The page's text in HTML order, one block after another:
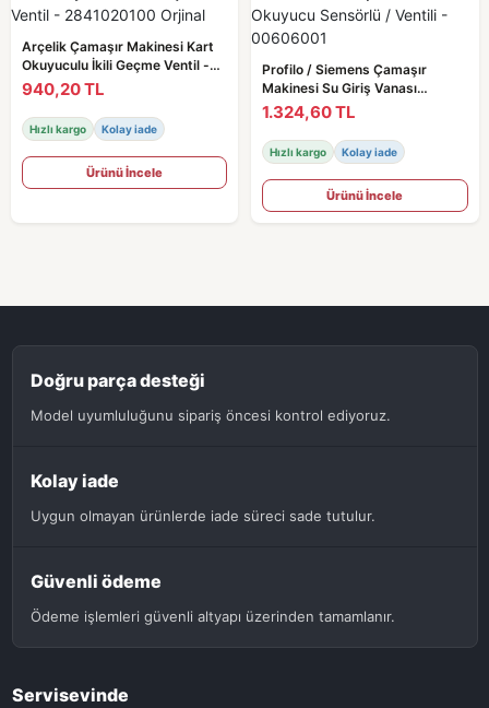
Arçelik Çamaşır Makinesi Kart
Okuyuculu İkili Geçme Ventil -
2841020100 Orjinal
940,20 TL
Hızlı kargo Kolay iade
Ürünü İncele
Profilo / Siemens Çamaşır
Makinesi Su Giriş Vanası
Okuyucu Sensörlü / Ventili -
00606001
1.324,60 TL
Hızlı kargo Kolay iade
Ürünü İncele
Doğru parça desteği
Model uyumluluğunu sipariş öncesi kontrol ediyoruz.
Kolay iade
Uygun olmayan ürünlerde iade süreci sade tutulur.
Güvenli ödeme
Ödeme işlemleri güvenli altyapı üzerinden tamamlanır.
Servisevinde